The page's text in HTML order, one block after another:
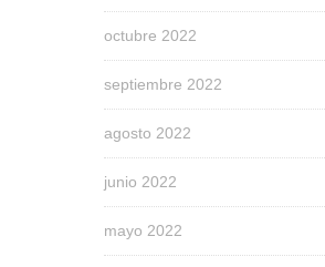
octubre 2022
septiembre 2022
agosto 2022
junio 2022
mayo 2022